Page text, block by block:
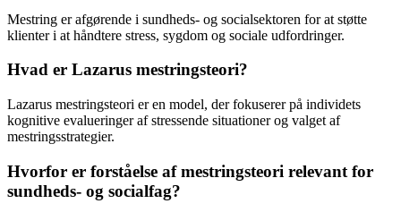
Mestring er afgørende i sundheds- og socialsektoren for at støtte
klienter i at håndtere stress, sygdom og sociale udfordringer.
Hvad er Lazarus mestringsteori?
Lazarus mestringsteori er en model, der fokuserer på individets
kognitive evalueringer af stressende situationer og valget af
mestringsstrategier.
Hvorfor er forståelse af mestringsteori relevant for
sundheds- og socialfag?